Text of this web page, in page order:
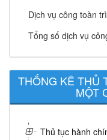
Dịch vụ công toàn
Tổng số dịch vụ
THỐNG KÊ THỦ
MỘT
Thủ tục hành